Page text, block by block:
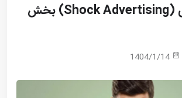
شوک تبلیغاتی (Shock Advertising) بخش
1404/1/14